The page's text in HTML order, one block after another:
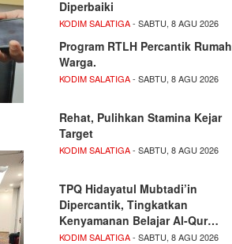
Diperbaiki
KODIM SALATIGA- SABTU, 8 AGU 2026
Program RTLH Percantik Rumah
Warga.
KODIM SALATIGA- SABTU, 8 AGU 2026
Rehat, Pulihkan Stamina Kejar
Target
KODIM SALATIGA- SABTU, 8 AGU 2026
TPQ Hidayatul Mubtadi’in
Dipercantik, Tingkatkan
Kenyamanan Belajar Al-Qur…
KODIM SALATIGA- SABTU, 8 AGU 2026